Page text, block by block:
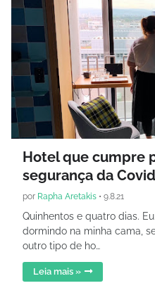
Hotel que cumpre
segurança da
por Rapha Aretakis • 9.8.21
Quinhentos e quatro dias.
dormindo na minha cama,
outro tipo de ho…
Leia mais »